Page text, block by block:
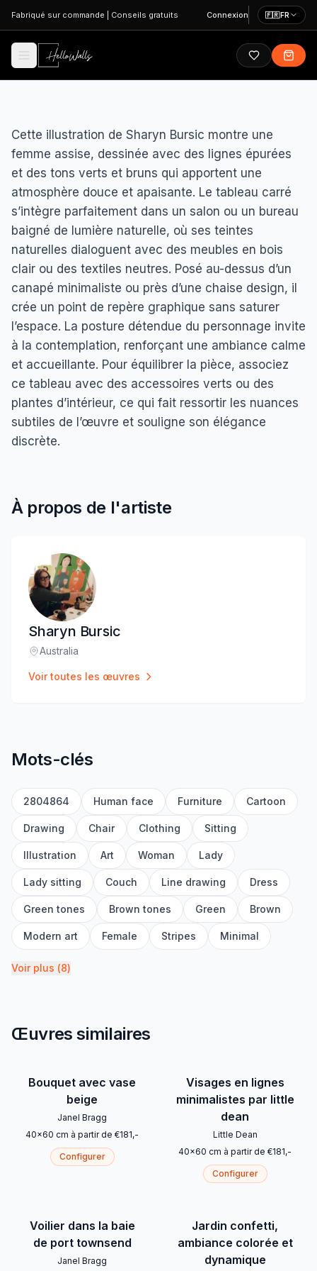
Aller au contenu principal
Fabriqué sur commande Conseils gratuits Connexion 🇫🇷FR
Cette illustration de Sharyn Bursic montre une
femme assise, dessinée avec des lignes épurées
et des tons verts et bruns qui apportent une
atmosphère douce et apaisante. Le tableau carré
s’intègre parfaitement dans un salon ou un bureau
baigné de lumière naturelle, où ses teintes
naturelles dialoguent avec des meubles en bois
clair ou des textiles neutres. Posé au-dessus d’un
canapé minimaliste ou près d’une chaise design, il
crée un point de repère graphique sans saturer
l’espace. La posture détendue du personnage invite
à la contemplation, renforçant une ambiance calme
et accueillante. Pour équilibrer la pièce, associez
ce tableau avec des accessoires verts ou des
plantes d’intérieur, ce qui fait ressortir les nuances
subtiles de l’œuvre et souligne son élégance
discrète.
À propos de l'artiste
Sharyn Bursic
Lieu:
Australia
Voir toutes les œuvres
Mots-clés
2804864 Human face Furniture Cartoon
Drawing Chair Clothing Sitting
Illustration Art Woman Lady
Lady sitting Couch Line drawing Dress
Green tones Brown tones Green Brown
Modern art Female Stripes Minimal
Voir plus (8)
Œuvres similaires
Bouquet avec vase
beige
Janel Bragg
40x60 cm à partir de €181,-
Configurer
Visages en lignes
minimalistes par little
dean
Little Dean
40x60 cm à partir de €181,-
Configurer
Voilier dans la baie
de port townsend
Janel Bragg
Jardin confetti,
ambiance colorée et
dynamique